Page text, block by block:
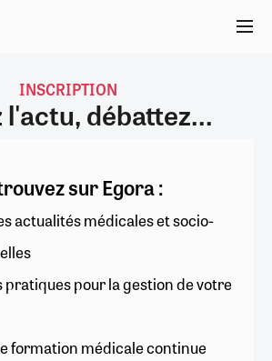
INSCRIPTION
l'actu, débattez...
sur Egora :
actualités médicales et socio-
pratiques pour la gestion de votre
formation médicale continue